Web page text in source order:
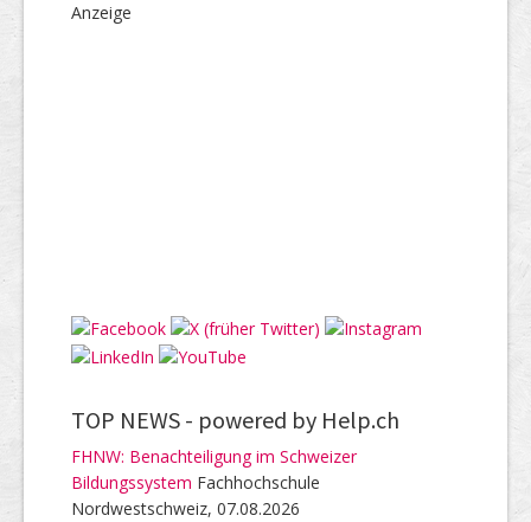
Anzeige
TOP NEWS - powered by Help.ch
FHNW: Benachteiligung im Schweizer
Bildungssystem Fachhochschule
Nordwestschweiz, 07.08.2026